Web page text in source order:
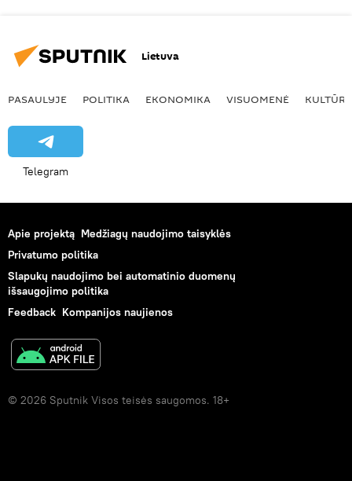
Lietuva
PASAULYJE POLITIKA EKONOMIKA VISUOMENĖ KULTŪRA
Telegram
Apie projektą Medžiagų naudojimo taisyklės
Privatumo politika
Slapukų naudojimo bei automatinio duomenų
išsaugojimo politika
Feedback Kompanijos naujienos
© 2026 Sputnik Visos teisės saugomos. 18+